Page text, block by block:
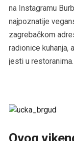
na Instagramu
najpoznatije
zagrebačkom
radionice kuhanja,
jesti u
Ovog